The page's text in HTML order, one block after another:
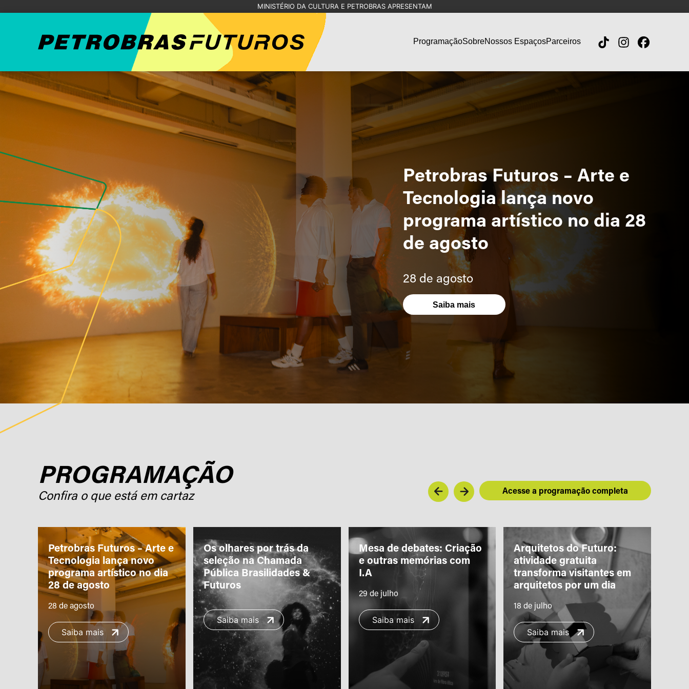
MINISTÉRIO DA CULTURA E PETROBRAS APRESENTAM
ProgramaçãoSobreNossos EspaçosParceiros
Petrobras Futuros – Arte e
Tecnologia lança novo
programa artístico no dia 28
de agosto
28 de agosto
Saiba mais
PROGRAMAÇÃO
Confira o que está em cartaz Acesse a programação completa
Petrobras Futuros – Arte e
Tecnologia lança novo
programa artístico no dia
28 de agosto
28 de agosto
Saiba mais
Os olhares por trás da
seleção na Chamada
Pública Brasilidades &
Futuros
Saiba mais
Mesa de debates: Criação
e outras memórias com
I.A
29 de julho
Saiba mais
Arquitetos do Futuro:
atividade gratuita
transforma visitantes em
arquitetos por um dia
18 de julho
Saiba mais